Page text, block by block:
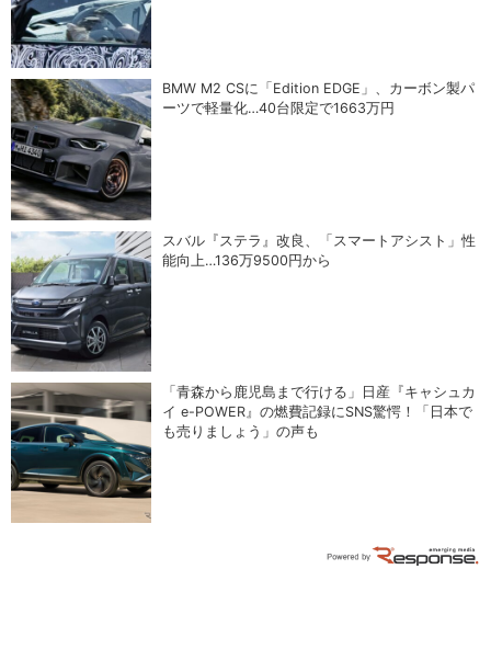
BMW M2 CSに「Edition EDGE」、カーボン製パ
ーツで軽量化…40台限定で1663万円
スバル『ステラ』改良、「スマートアシスト」性
能向上…136万9500円から
「青森から鹿児島まで行ける」日産『キャシュカ
イ e-POWER』の燃費記録にSNS驚愕！「日本で
も売りましょう」の声も